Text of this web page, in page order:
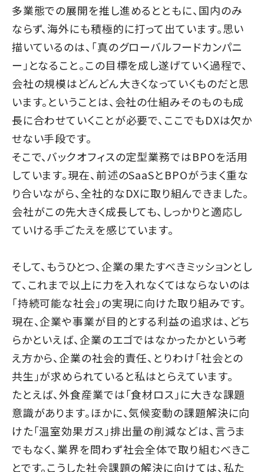
多業態での展開を推し進めるとともに、国内のみ
ならず、海外にも積極的に打って出ています。思い
描いているのは、「真のグローバルフードカンパニ
ー」となること。この目標を成し遂げていく過程で、
会社の規模はどんどん大きくなっていくものだと思
います。ということは、会社の仕組みそのものも成
長に合わせていくことが必要で、ここでもDXは欠か
せない手段です。
そこで、バックオフィスの定型業務ではBPOを活用
しています。現在、前述のSaaSとBPOがうまく重な
り合いながら、全社的なDXに取り組んできました。
会社がこの先大きく成長しても、しっかりと適応し
ていける手ごたえを感じています。
そして、もうひとつ、企業の果たすべきミッションとし
て、これまで以上に力を入れなくてはならないのは
「持続可能な社会」の実現に向けた取り組みです。
現在、企業や事業が目的とする利益の追求は、どち
らかといえば、企業のエゴではなかったかという考
え方から、企業の社会的責任、とりわけ「社会との
共生」が求められていると私はとらえています。
たとえば、外食産業では「食材ロス」に大きな課題
意識があります。ほかに、気候変動の課題解決に向
けた「温室効果ガス」排出量の削減などは、言うま
でもなく、業界を問わず社会全体で取り組むべきこ
とです。こうした社会課題の解決に向けては、私た